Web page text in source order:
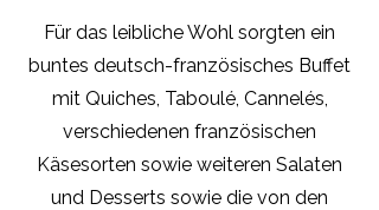
Für das leibliche Wohl sorgten ein
buntes deutsch-französisches Buffet
mit Quiches, Taboulé, Cannelés,
verschiedenen französischen
Käsesorten sowie weiteren Salaten
und Desserts sowie die von den